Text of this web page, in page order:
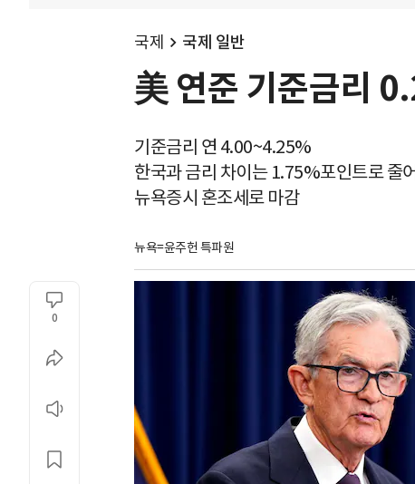
국제 국제 일반
美 연준 기준금리
기준금리 연 4.00~4.25%
한국과 금리 차이는 1.75%포인트로 줄
뉴욕증시 혼조세로 마감
뉴욕=윤주헌 특파원
0